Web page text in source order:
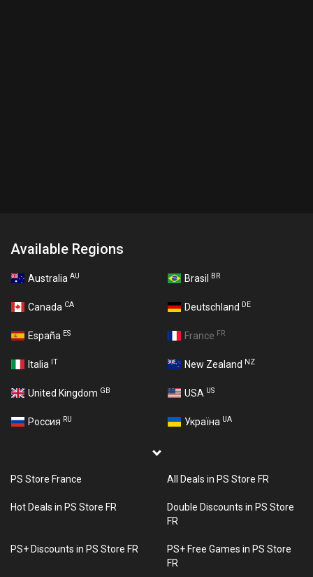
Available Regions
Australia AU Brasil BR
Canada CA Deutschland DE
España ES France FR
Italia IT New Zealand NZ
United Kingdom GB USA US
Россия RU Україна UA
PS Store France All Deals in PS Store FR
Hot Deals in PS Store FR
Double Discounts in PS Store
FR
PS+ Discounts in PS Store FR
PS+ Free Games in PS Store
FR